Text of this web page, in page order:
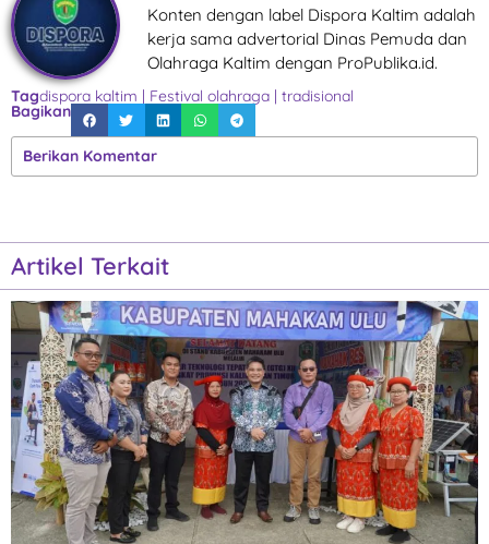
Konten dengan label Dispora Kaltim adalah
kerja sama advertorial Dinas Pemuda dan
Olahraga Kaltim dengan ProPublika.id.
Tagdispora kaltim | Festival olahraga | tradisional
Bagikan
Berikan Komentar
Artikel Terkait